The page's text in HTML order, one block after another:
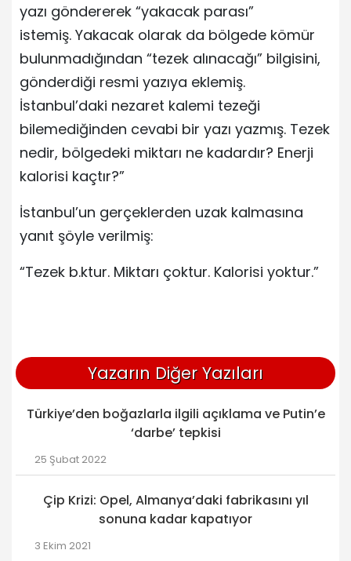
yazı göndererek “yakacak parası”
istemiş. Yakacak olarak da bölgede kömür
bulunmadığından “tezek alınacağı” bilgisini,
gönderdiği resmi yazıya eklemiş.
İstanbul’daki nezaret kalemi tezeği
bilemediğinden cevabi bir yazı yazmış. Tezek
nedir, bölgedeki miktarı ne kadardır? Enerji
kalorisi kaçtır?”
İstanbul’un gerçeklerden uzak kalmasına
yanıt şöyle verilmiş:
“Tezek b.ktur. Miktarı çoktur. Kalorisi yoktur.”
Yazarın Diğer Yazıları
Türkiye’den boğazlarla ilgili açıklama ve Putin’e
‘darbe’ tepkisi
25 Şubat 2022
Çip Krizi: Opel, Almanya’daki fabrikasını yıl
sonuna kadar kapatıyor
3 Ekim 2021